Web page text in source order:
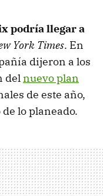
podría llegar a
York Times. En
dijeron a los
del nuevo plan
de este año,
lo planeado.